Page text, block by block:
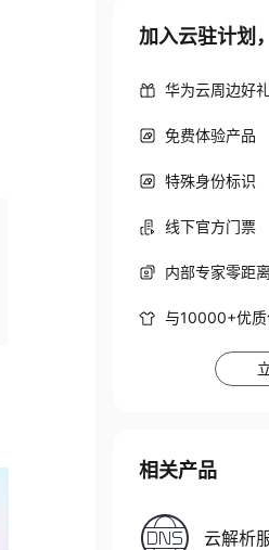
加入云驻计划
华为云周边好
免费体验产品
特殊身份标识
线下官方门票
内部专家零距
与10000+优
相关产品
云解析